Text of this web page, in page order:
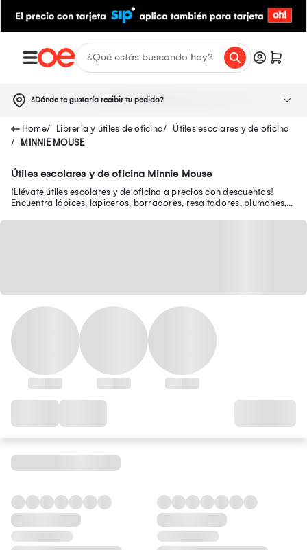
¿Dónde te gustaría recibir tu pedido?
Libreria y útiles de oficina
Útiles escolares y de oficina
MINNIE MOUSE
Útiles escolares y de oficina Minnie Mouse
¡Llévate útiles escolares y de oficina a precios con descuentos!
Encuentra lápices, lapiceros, borradores, resaltadores, plumones,